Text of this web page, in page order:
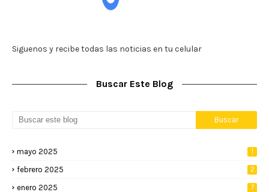
Siguenos y recibe todas las noticias en tu celular
Buscar Este Blog
mayo 2025 1
febrero 2025 2
enero 2025 7